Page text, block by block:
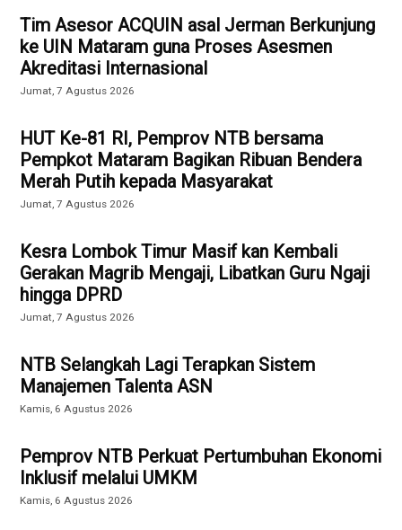
Tim Asesor ACQUIN asal Jerman Berkunjung
ke UIN Mataram guna Proses Asesmen
Akreditasi Internasional
Jumat, 7 Agustus 2026
HUT Ke-81 RI, Pemprov NTB bersama
Pempkot Mataram Bagikan Ribuan Bendera
Merah Putih kepada Masyarakat
Jumat, 7 Agustus 2026
Kesra Lombok Timur Masif kan Kembali
Gerakan Magrib Mengaji, Libatkan Guru Ngaji
hingga DPRD
Jumat, 7 Agustus 2026
NTB Selangkah Lagi Terapkan Sistem
Manajemen Talenta ASN
Kamis, 6 Agustus 2026
Pemprov NTB Perkuat Pertumbuhan Ekonomi
Inklusif melalui UMKM
Kamis, 6 Agustus 2026